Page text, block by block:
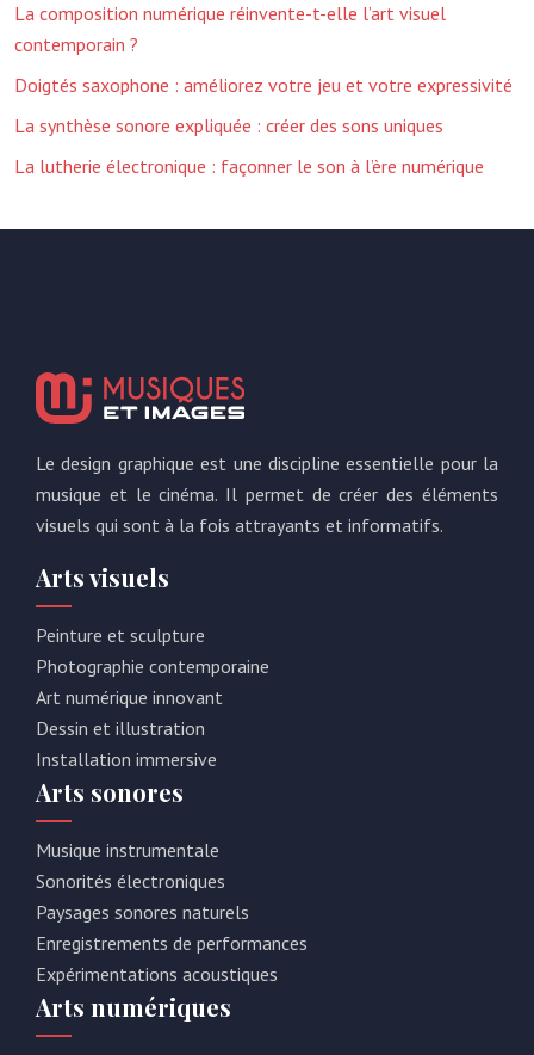
La composition numérique réinvente-t-elle l’art visuel
contemporain ?
Doigtés saxophone : améliorez votre jeu et votre expressivité
La synthèse sonore expliquée : créer des sons uniques
La lutherie électronique : façonner le son à l’ère numérique
Le design graphique est une discipline essentielle pour la
musique et le cinéma. Il permet de créer des éléments
visuels qui sont à la fois attrayants et informatifs.
Arts visuels
Peinture et sculpture
Photographie contemporaine
Art numérique innovant
Dessin et illustration
Installation immersive
Arts sonores
Musique instrumentale
Sonorités électroniques
Paysages sonores naturels
Enregistrements de performances
Expérimentations acoustiques
Arts numériques